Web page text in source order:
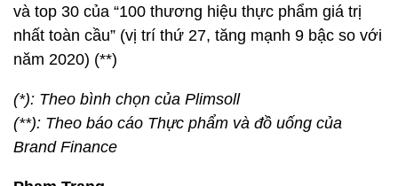
và top 30 của “100 thương hiệu thực phẩm giá trị
nhất toàn cầu” (vị trí thứ 27, tăng mạnh 9 bậc so với
năm 2020) (**)
(*): Theo bình chọn của Plimsoll
(**): Theo báo cáo Thực phẩm và đồ uống của
Brand Finance